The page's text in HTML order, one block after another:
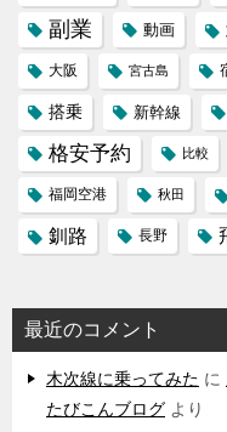
副業 動画
大阪 宮古島
搭乗 新幹線
格安予約 比較
福岡空港 秋田
釧路
長野
最近のコメント
木次線に乗ってみた に
たびこんブログ より